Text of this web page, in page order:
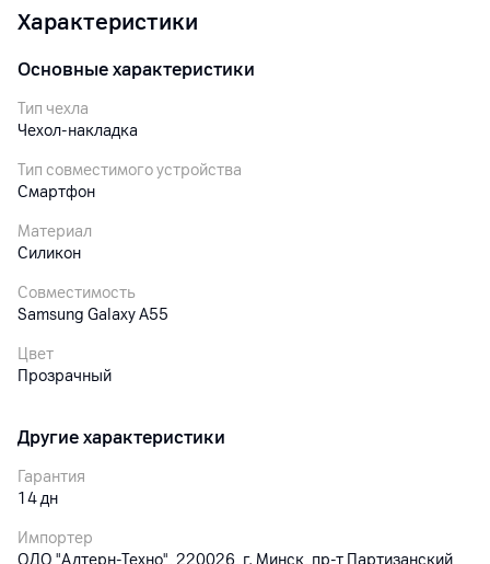
Характеристики
Основные характеристики
Тип чехла
Чехол-накладка
Тип совместимого устройства
Смартфон
Материал
Силикон
Совместимость
Samsung Galaxy A55
Цвет
Прозрачный
Другие характеристики
Гарантия
14дн
Импортер
ОДО "Алтерн-Техно", 220026, г. Минск, пр-т Партизанский